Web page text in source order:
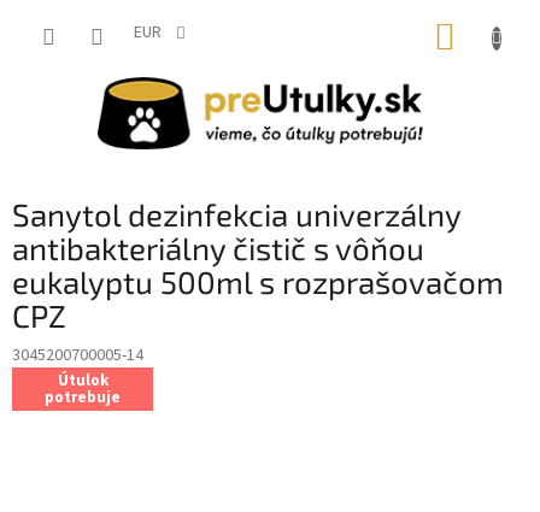
EUR
Sanytol dezinfekcia univerzálny
antibakteriálny čistič s vôňou
eukalyptu 500ml s rozprašovačom
CPZ
3045200700005-14
Útulok
potrebuje